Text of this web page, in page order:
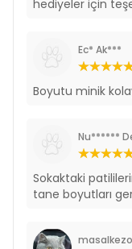
hediyeler için
Ec* Ak***
Boyutu minik
Nu******
Sokaktaki
tane boyutları
masalkezo